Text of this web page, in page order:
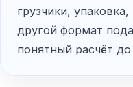
грузчики,
другой формат
понятный расчёт до